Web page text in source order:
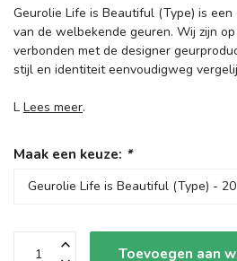
Geurolie Life is Beautiful (Type) is
van de welbekende geuren. Wij zijn
verbonden met de designer
stijl en identiteit eenvoudigweg
L Lees meer.
Maak een keuze: *
Toevoegen aan